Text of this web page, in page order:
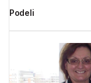
Podeli